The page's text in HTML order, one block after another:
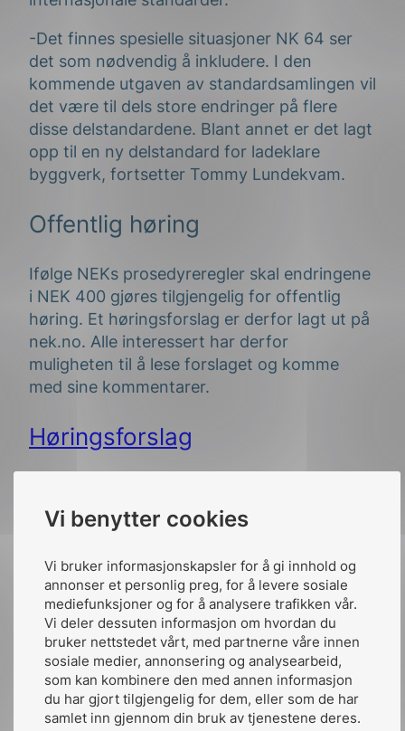
Vi benytter cookies
Vi bruker informasjonskapsler for å gi innhold og
annonser et personlig preg, for å levere sosiale
mediefunksjoner og for å analysere trafikken vår.
Vi deler dessuten informasjon om hvordan du
bruker nettstedet vårt, med partnerne våre innen
sosiale medier, annonsering og analysearbeid,
som kan kombinere den med annen informasjon
du har gjort tilgjengelig for dem, eller som de har
samlet inn gjennom din bruk av tjenestene deres.
-Det finnes spesielle situasjoner NK 64 ser
det som nødvendig å inkludere. I den
kommende utgaven av standardsamlingen vil
det være til dels store endringer på flere
disse delstandardene. Blant annet er det lagt
opp til en ny delstandard for ladeklare
byggverk, fortsetter Tommy Lundekvam.
Offentlig høring
Ifølge NEKs prosedyreregler skal endringene
i NEK 400 gjøres tilgjengelig for offentlig
høring. Et høringsforslag er derfor lagt ut på
nek.no. Alle interessert har derfor
muligheten til å lese forslaget og komme
med sine kommentarer.
Høringsforslag